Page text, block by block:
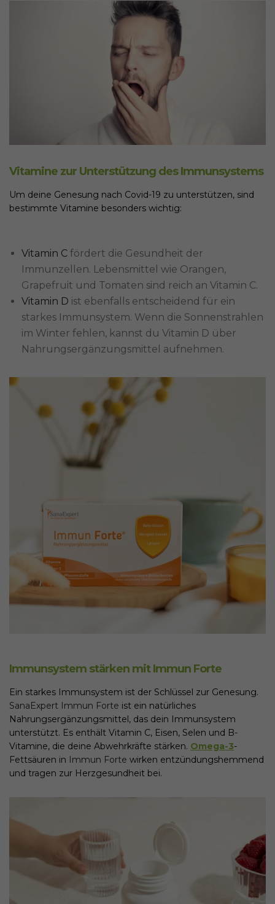
Vitamine zur Unterstützung des Immunsystems
Um deine Genesung nach Covid-19 zu unterstützen, sind
bestimmte Vitamine besonders wichtig:
Vitamin C fördert die Gesundheit der
Immunzellen. Lebensmittel wie Orangen,
Grapefruit und Tomaten sind reich an Vitamin C.
Vitamin D ist ebenfalls entscheidend für ein
starkes Immunsystem. Wenn die Sonnenstrahlen
im Winter fehlen, kannst du Vitamin D über
Nahrungsergänzungsmittel aufnehmen.
Immunsystem stärken mit Immun Forte
Ein starkes Immunsystem ist der Schlüssel zur Genesung.
SanaExpert Immun Forte ist ein natürliches
Nahrungsergänzungsmittel, das dein Immunsystem
unterstützt. Es enthält Vitamin C, Eisen, Selen und B-
Vitamine, die deine Abwehrkräfte stärken. Omega-3-
Fettsäuren in
Immun Forte wirken entzündungshemmend
und tragen zur Herzgesundheit bei.